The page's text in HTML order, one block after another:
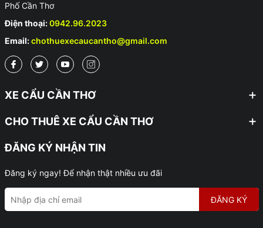
Phố Cần Thơ
Điện thoại:0942.96.2023
Email:chothuexecaucantho@gmail.com
XE CẨU CẦN THƠ
CHO THUÊ XE CẨU CẦN THƠ
ĐĂNG KÝ NHẬN TIN
Đăng ký ngay! Để nhận thật nhiều ưu đãi
ĐĂNG KÝ